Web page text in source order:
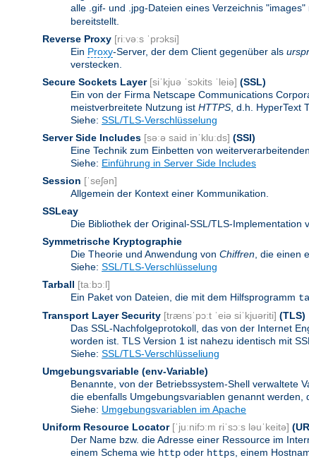
alle .gif- und .jpg-Dateien eines Verzeichnis "images"
bereitstellt.
Reverse Proxy [riːvəːs ˈprɔksi]
Ein Proxy-Server, der dem Client gegenüber als
verstecken.
Secure Sockets Layer [siˈkjuə ˈsɔkits ˈleiə] (SSL)
Ein von der Firma Netscape Communications
meistverbreitete Nutzung ist HTTPS , d.h. HyperText
Siehe: SSL/TLS-Verschlüsselung
Server Side Includes [səːə said inˈkluːds] (SSI)
Eine Technik zum Einbetten von
Siehe: Einführung in Server Side Includes
Session [ˈseʃən]
Allgemein der Kontext einer Kommunikation.
SSLeay
Die Bibliothek der Original-SSL/TLS-Implementation
Symmetrische Kryptographie
Die Theorie und Anwendung von Chiffren , die einen
Siehe: SSL/TLS-Verschlüsselung
Tarball [taːbɔːl]
Ein Paket von Dateien, die mit dem Hilfsprogramm
Transport Layer Security [trænsˈpɔːt ˈeiə siˈkjuəriti] (TLS)
Das SSL-Nachfolgeprotokoll, das von der Internet
worden ist. TLS Version 1 ist nahezu identisch mit
Siehe: SSL/TLS-Verschlüsseliung
Umgebungsvariable (env-Variable)
Benannte, von der Betriebssystem-Shell verwaltete
die ebenfalls Umgebungsvariablen genannt
Siehe: Umgebungsvariablen im Apache
Uniform Resource Locator [ˈjuːnifɔːm riˈsɔːs ləuˈkeitə]
Der Name bzw. die Adresse einer Ressource im
einem Schema wie http oder https , einem